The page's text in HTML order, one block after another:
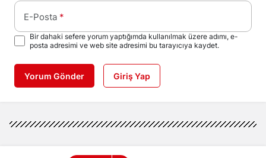
E-Posta *
Bir dahaki sefere yorum yaptığımda kullanılmak üzere adımı, e-
posta adresimi ve web site adresimi bu tarayıcıya kaydet.
Yorum Gönder Giriş Yap